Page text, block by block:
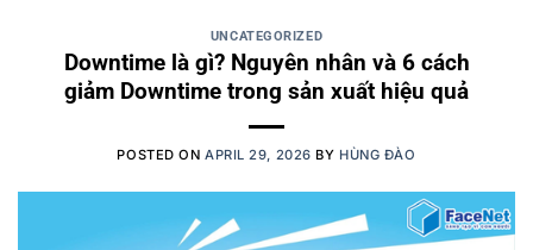
UNCATEGORIZED
Downtime là gì? Nguyên nhân và 6 cách
giảm Downtime trong sản xuất hiệu quả
POSTED ONAPRIL 29, 2026 BY HÙNG ĐÀO